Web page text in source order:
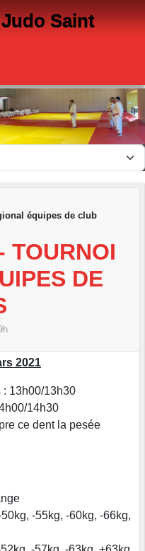
Saint
équipes de club
TOURNOI
DE
2021
: 13h00/13h30
14h30
ce dent la pesée
-55kg, -60kg, -66kg,